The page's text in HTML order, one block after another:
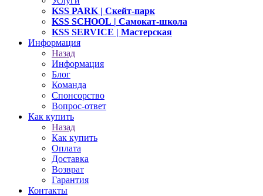
KSS PARK | Скейт-парк
KSS SCHOOL | Самокат-школа
KSS SERVICE | Мастерская
Информация
Назад
Информация
Блог
Команда
Спонсорство
Вопрос-ответ
Как купить
Назад
Как купить
Оплата
Доставка
Возврат
Гарантия
Контакты